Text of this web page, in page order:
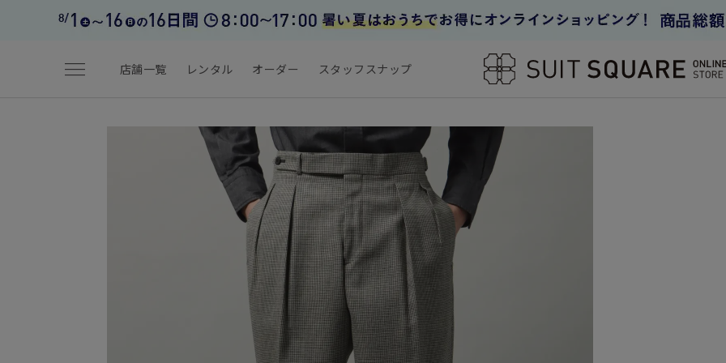
menu 店舗一覧 レンタル オーダー スタッフスナップ